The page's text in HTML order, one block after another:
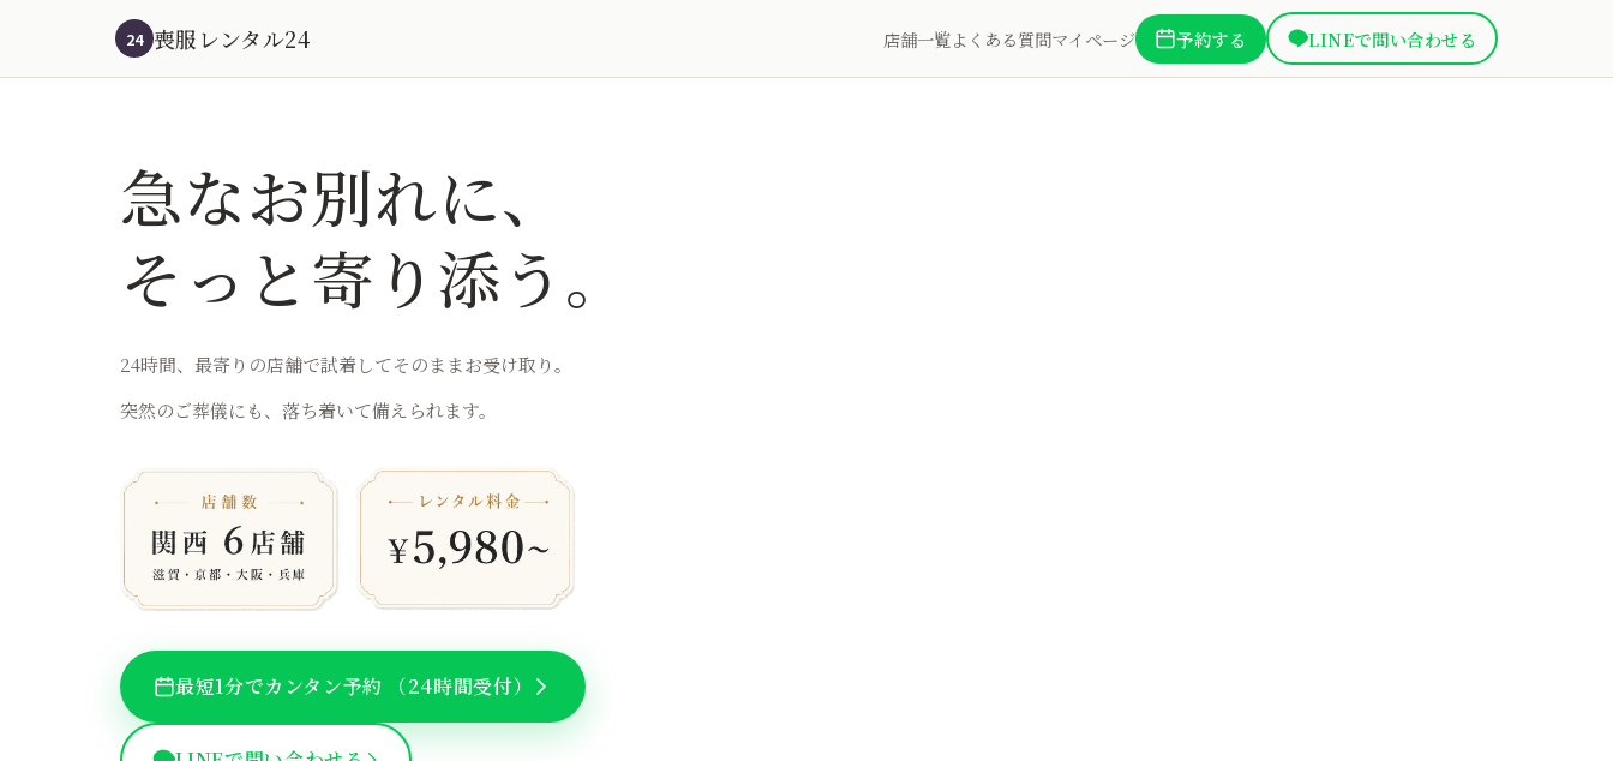
24 喪服レンタル24 店舗一覧よくある質問マイページ 予約する LINEで問い合わせる
急なお別れに、
そっと寄り添う。
24時間、最寄りの店舗で試着してそのままお受け取り。
突然のご葬儀にも、 落ち着いて備えられます。
最短1分でカンタン予約 （24時間受付）